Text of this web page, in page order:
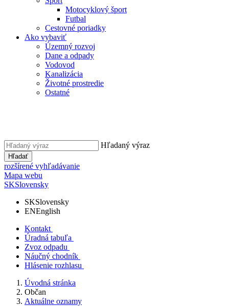
Motocyklový šport
Futbal
Cestovné poriadky
Ako vybaviť
Územný rozvoj
Dane a odpady
Vodovod
Kanalizácia
Životné prostredie
Ostatné
Hľadaný výraz
Hľadať
rozšírené vyhľadávanie
Mapa webu
SKSlovensky
SKSlovensky
ENEnglish
Kontakt
Úradná tabuľa
Zvoz odpadu
Náučný chodník
Hlásenie rozhlasu
Úvodná stránka
Občan
Aktuálne oznamy